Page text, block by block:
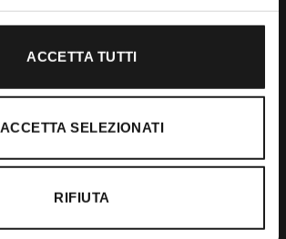
ACCETTA TUTTI
ACCETTA SELEZIONATI
RIFIUTA